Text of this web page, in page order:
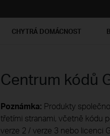
CHYTRÁ DOMÁCNOST
Centrum kódů
Poznámka: Produkty
třetími stranami, včetně kódu
verze 2 / verze 3 nebo licenci